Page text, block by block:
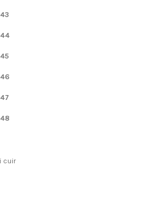
43
44
45
46
47
48
cuir